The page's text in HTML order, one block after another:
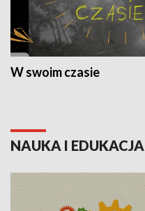
W swoim czasie
NAUKA I EDUKACJA